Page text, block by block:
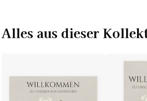
Alles aus dieser